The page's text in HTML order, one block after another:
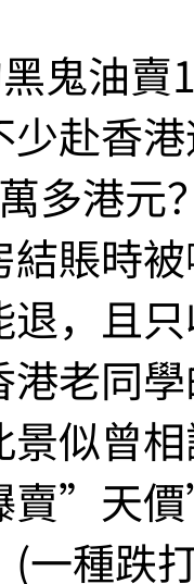
鬼油
少赴香
多港
賬時
，且
老同
似曾
賣”天
種跌